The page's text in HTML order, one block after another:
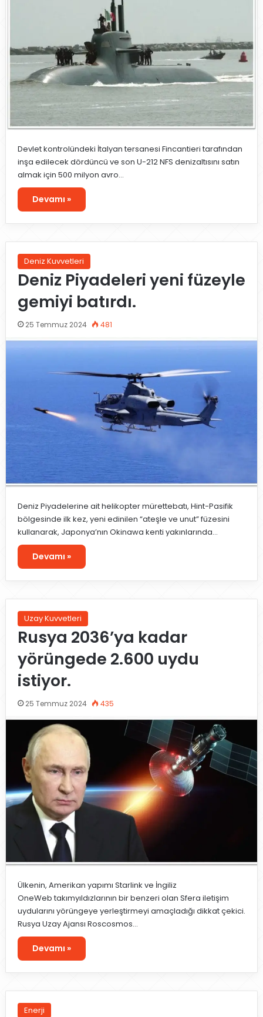
Devlet kontrolündeki İtalyan tersanesi Fincantieri tarafından
inşa edilecek dördüncü ve son U-212 NFS denizaltısını satın
almak için 500 milyon avro…
Devamı »
Deniz Kuvvetleri
Deniz Piyadeleri yeni füzeyle
gemiyi batırdı.
25 Temmuz 2024 481
Deniz Piyadelerine ait helikopter mürettebatı, Hint-Pasifik
bölgesinde ilk kez, yeni edinilen “ateşle ve unut” füzesini
kullanarak, Japonya’nın Okinawa kenti yakınlarında…
Devamı »
Uzay Kuvvetleri
Rusya 2036’ya kadar
yörüngede 2.600 uydu
istiyor.
25 Temmuz 2024 435
Ülkenin, Amerikan yapımı Starlink ve İngiliz
OneWeb takımyıldızlarının bir benzeri olan Sfera iletişim
uydularını yörüngeye yerleştirmeyi amaçladığı dikkat çekici.
Rusya Uzay Ajansı Roscosmos…
Devamı »
Enerji